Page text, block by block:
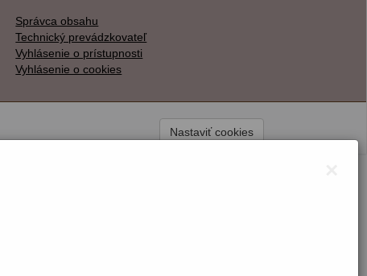
Správca obsahu
Technický prevádzkovateľ
Vyhlásenie o prístupnosti
Vyhlásenie o cookies
Nastaviť cookies